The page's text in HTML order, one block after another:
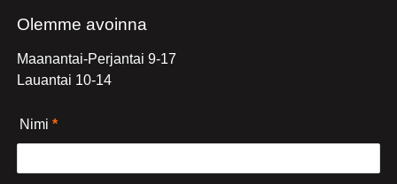
Olemme avoinna
Maanantai-Perjantai 9-17
Lauantai 10-14
Nimi*